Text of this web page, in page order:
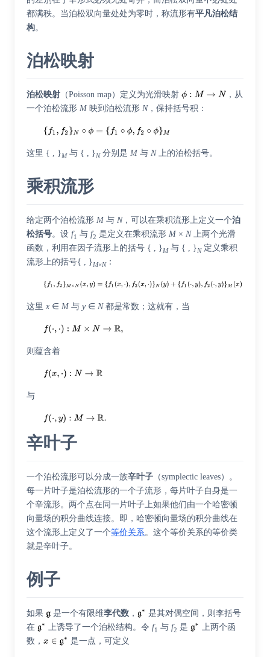
都满秩。当泊松双向量处处为零时，称流形有平凡泊松结
构。
泊松映射
泊松映射 （Poisson map）定义为光滑映射
，从
一个泊松流形 M 映到泊松流形 N，保持括号积：
这里 { , }M与 { , }N分别是 M 与 N上的泊松括号。
乘积流形
给定两个泊松流形 M 与 N，可以在乘积流形上定义一个泊
松括号。设 f1 与 f2 是定义在乘积流形 M × N上两个光滑
函数，利用在因子流形上的括号 { , }M与 { , }N定义乘积
流形上的括号{ , }M×N：
这里 x ∈ M 与 y∈ N都是常数；这就有，当
则蕴含着
与
辛叶子
一个泊松流形可以分成一族辛叶子 （symplectic leaves）。
每一片叶子是泊松流形的一个子流形，每片叶子自身是一
个辛流形。两个点在同一片叶子上如果他们由一个哈密顿
向量场的积分曲线连接。即，哈密顿向量场的积分曲线在
这个流形上定义了一个等价关系 。这个等价关系的等价类
就是辛叶子。
例子
如果 是一个有限维李代数，
是其对偶空间，则李括号
在
上诱导了一个泊松结构。令f1 与f2 是
上两个函
数，
是一点，可定义